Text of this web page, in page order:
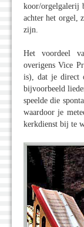
koor/orgelgalerij
achter het orgel,
zijn.
Het voordeel
overigens Vice
is), dat je direct
bijvoorbeeld
speelde die
waardoor je
kerkdienst bij te